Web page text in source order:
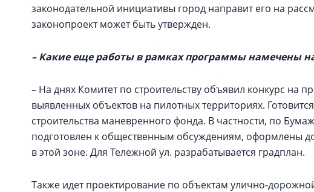
законодательной инициативы город направит его на
законопроект может быть утвержден.
– Какие еще работы в рамках программы намечены на
– На днях Комитет по строительству объявил конкурс на
выявленных объектов на пилотных территориях.
строительства маневренного фонда. В частности, по
подготовлен к общественным обсуждениям, оформлены
в этой зоне. Для Тележной ул. разрабатывается градплан.
Также идет проектирование по объектам улично-